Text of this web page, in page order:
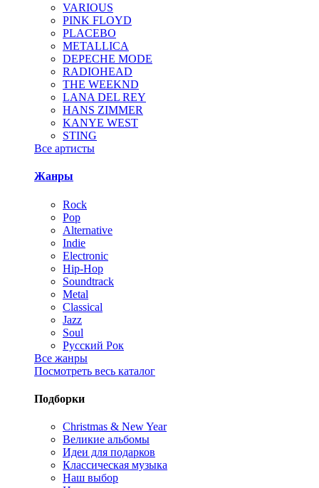
VARIOUS
PINK FLOYD
PLACEBO
METALLICA
DEPECHE MODE
RADIOHEAD
THE WEEKND
LANA DEL REY
HANS ZIMMER
KANYE WEST
STING
Все артисты
Жанры
Rock
Pop
Alternative
Indie
Electronic
Hip-Hop
Soundtrack
Metal
Classical
Jazz
Soul
Русский Рок
Все жанры
Посмотреть весь каталог
Подборки
Christmas & New Year
Великие альбомы
Идеи для подарков
Классическая музыка
Наш выбор